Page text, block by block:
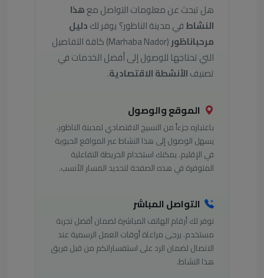
هل تبحث عن معلومات التواصل معهذا
النشاطفي مدينة الناظور؟ يوفر لكدليل
مرحباناظور
(Marhaba Nador) كافة التفاصيل
التي تحتاجها للوصول إلى أفضل الخدمات في
تصنيفالأنشطة الاقتصادية.
الموقع والوصول
باعتباره جزءاً من النسيج الاقتصادي لمدينة الناظور،
يسهل الوصول إلى هذا النشاط عبر المواقع الحيوية
في الإقليم. يمكنك استخدام الخريطة التفاعلية
المتوفرة في هذه الصفحة لتحديد المسار الأنسب.
التواصل المباشر
نوفر لك أرقام الهاتف المباشرة لضمان أفضل تجربة
مستخدم. يرجى مراعاة أوقات العمل الرسمية عند
الاتصال لضمان الرد على استفساراتكم من قبل فريق
هذا النشاط.